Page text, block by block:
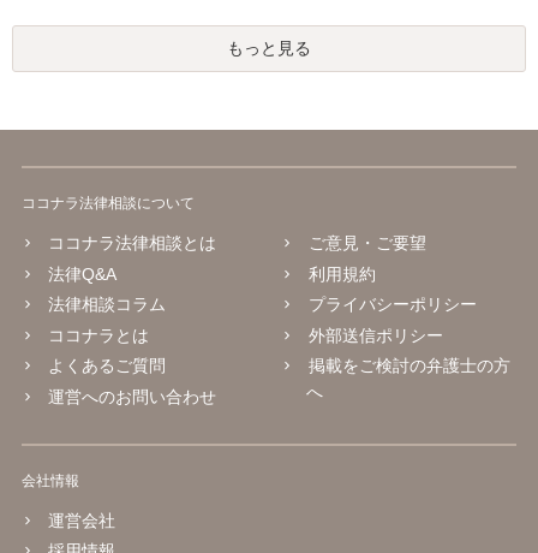
もっと見る
ココナラ法律相談について
ココナラ法律相談とは
法律Q&A
法律相談コラム
ココナラとは
よくあるご質問
運営へのお問い合わせ
ご意見・ご要望
利用規約
プライバシーポリシー
外部送信ポリシー
掲載をご検討の弁護士の方
へ
会社情報
運営会社